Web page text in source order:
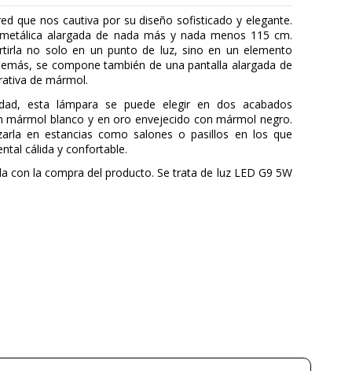
que nos cautiva por su diseño sofisticado y elegante.
alargada de nada más y nada menos 115 cm.
no solo en un punto de luz, sino en un elemento
se compone también de una pantalla alargada de
de mármol.
esta lámpara se puede elegir en dos acabados
mármol blanco y en oro envejecido con mármol negro.
en estancias como salones o pasillos en los que
cálida y confortable.
con la compra del producto. Se trata de luz LED G9 5W
5